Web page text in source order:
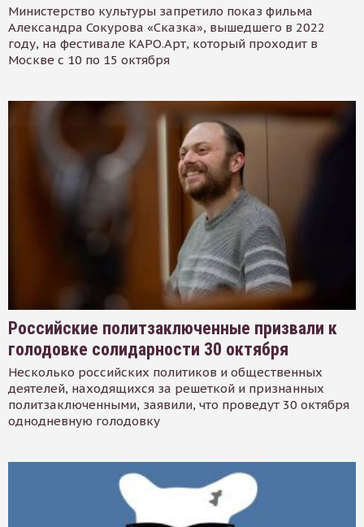
Министерство культуры запретило показ фильма
Александра Сокурова «Сказка», вышедшего в 2022
году, на фестивале КАРО.Арт, который проходит в
Москве с 10 по 15 октября
Российские политзаключенные призвали к
голодовке солидарности 30 октября
Несколько российских политиков и общественных
деятелей, находящихся за решеткой и признанных
политзаключенными, заявили, что проведут 30 октября
однодневную голодовку